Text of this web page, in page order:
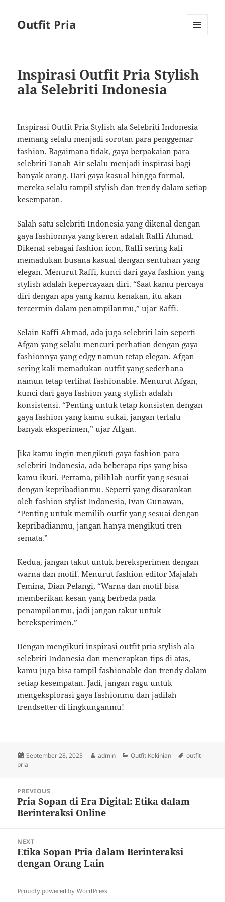
Outfit Pria
Inspirasi Outfit Pria Stylish
ala Selebriti Indonesia
Inspirasi Outfit Pria Stylish ala Selebriti Indonesia
memang selalu menjadi sorotan para penggemar
fashion. Bagaimana tidak, gaya berpakaian para
selebriti Tanah Air selalu menjadi inspirasi bagi
banyak orang. Dari gaya kasual hingga formal,
mereka selalu tampil stylish dan trendy dalam setiap
kesempatan.
Salah satu selebriti Indonesia yang dikenal dengan
gaya fashionnya yang keren adalah Raffi Ahmad.
Dikenal sebagai fashion icon, Raffi sering kali
memadukan busana kasual dengan sentuhan yang
elegan. Menurut Raffi, kunci dari gaya fashion yang
stylish adalah kepercayaan diri. “Saat kamu percaya
diri dengan apa yang kamu kenakan, itu akan
tercermin dalam penampilanmu,” ujar Raffi.
Selain Raffi Ahmad, ada juga selebriti lain seperti
Afgan yang selalu mencuri perhatian dengan gaya
fashionnya yang edgy namun tetap elegan. Afgan
sering kali memadukan outfit yang sederhana
namun tetap terlihat fashionable. Menurut Afgan,
kunci dari gaya fashion yang stylish adalah
konsistensi. “Penting untuk tetap konsisten dengan
gaya fashion yang kamu sukai, jangan terlalu
banyak eksperimen,” ujar Afgan.
Jika kamu ingin mengikuti gaya fashion para
selebriti Indonesia, ada beberapa tips yang bisa
kamu ikuti. Pertama, pilihlah outfit yang sesuai
dengan kepribadianmu. Seperti yang disarankan
oleh fashion stylist Indonesia, Ivan Gunawan,
“Penting untuk memilih outfit yang sesuai dengan
kepribadianmu, jangan hanya mengikuti tren
semata.”
Kedua, jangan takut untuk bereksperimen dengan
warna dan motif. Menurut fashion editor Majalah
Femina, Dian Pelangi, “Warna dan motif bisa
memberikan kesan yang berbeda pada
penampilanmu, jadi jangan takut untuk
bereksperimen.”
Dengan mengikuti inspirasi outfit pria stylish ala
selebriti Indonesia dan menerapkan tips di atas,
kamu juga bisa tampil fashionable dan trendy dalam
setiap kesempatan. Jadi, jangan ragu untuk
mengeksplorasi gaya fashionmu dan jadilah
trendsetter di lingkunganmu!
Posted
on
September 28, 2025 Author
admin Categories
Outfit Kekinian Tags
outfit
pria
navigation
PREVIOUS
Previous
post:
Pria Sopan di Era Digital: Etika dalam
Berinteraksi Online
NEXT
Next
post:
Etika Sopan Pria dalam Berinteraksi
dengan Orang Lain
Proudly powered by WordPress